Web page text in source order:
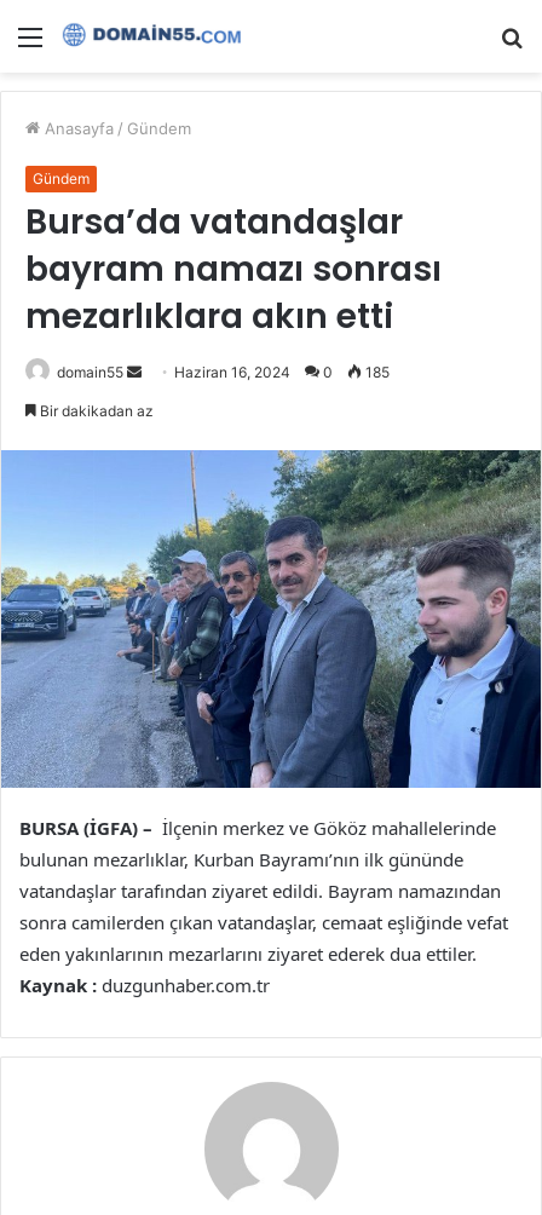
Menü
Anasayfa / Gündem
Gündem
Bursa’da vatandaşlar
bayram namazı sonrası
mezarlıklara akın etti
domain55
Bir
göndermek
Haziran 16, 2024 0 185
Bir dakikadan az
BURSA (İGFA) – İlçenin merkez ve Gököz mahallelerinde
bulunan mezarlıklar, Kurban Bayramı’nın ilk gününde
vatandaşlar tarafından ziyaret edildi. Bayram namazından
sonra camilerden çıkan vatandaşlar, cemaat eşliğinde vefat
eden yakınlarının mezarlarını ziyaret ederek dua ettiler.
Kaynak : duzgunhaber.com.tr